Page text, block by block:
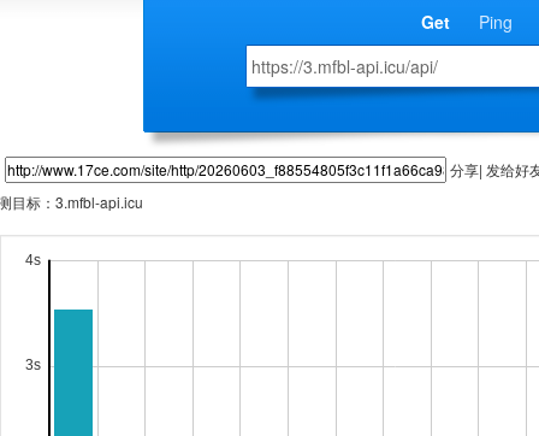
Get Ping
分享| 发给好
目标： 3.mfbl-api.icu